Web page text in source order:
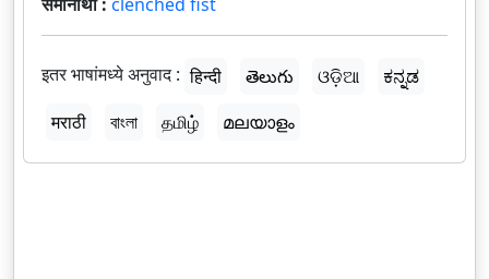
इतर भाषांमध्ये अनुवाद : हिन्दी తెలుగు ଓଡ଼ିଆ
ಕನ್ನಡ
मराठी
বাংলা தமிழ் മലയാളം